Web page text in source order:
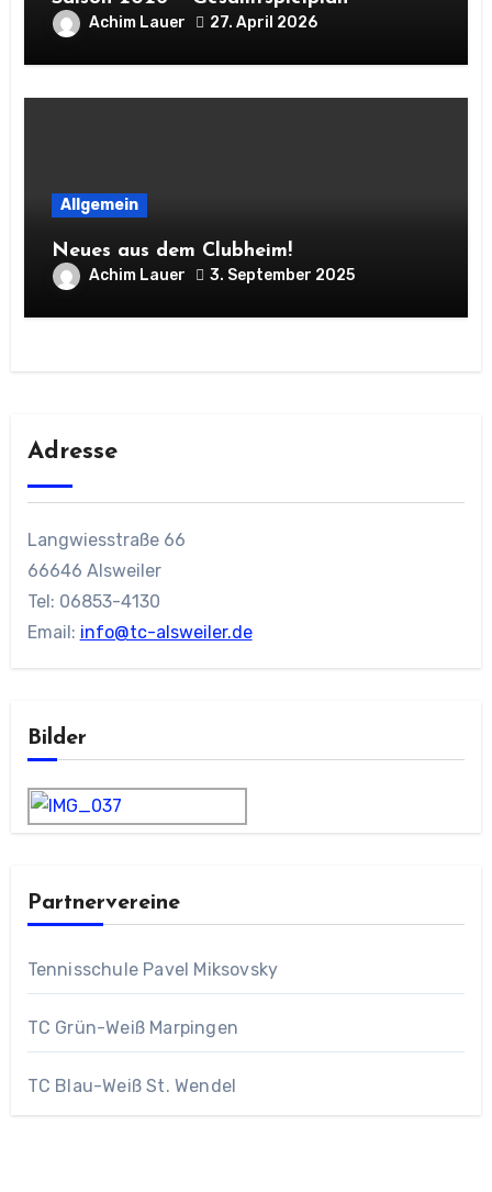
Achim Lauer 27. April 2026
Allgemein
Neues aus dem Clubheim!
Achim Lauer 3. September 2025
Adresse
Langwiesstraße 66
66646 Alsweiler
Tel: 06853-4130
Email: info@tc-alsweiler.de
Bilder
Partnervereine
Tennisschule Pavel Miksovsky
TC Grün-Weiß Marpingen
TC Blau-Weiß St. Wendel